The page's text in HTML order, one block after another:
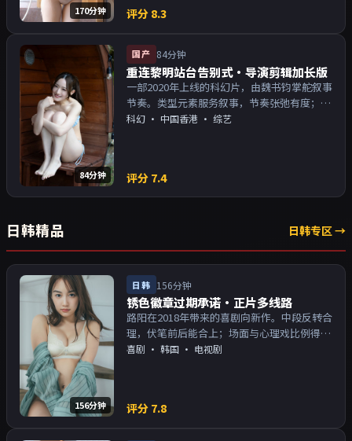
170分钟 评分 8.3
84分钟
国产 84分钟
重连黎明站台告别式·导演剪辑加长版
一部2020年上线的科幻片，由魏书钧掌舵叙事
节奏。类型元素服务叙事，节奏张弛有度；对
白密度高，留意潜台词。主演以演技派为主，
科幻 · 中国香港 · 综艺
评分 7.4
日韩精品 日韩专区 →
156分钟
日韩 156分钟
锈色徽章过期承诺·正片多线路
路阳在2018年带来的喜剧向新作。中段反转合
理，伏笔前后能合上；场面与心理戏比例得
当。主演以演技派为主，适合喜欢强叙事与人
喜剧 · 韩国 · 电视剧
评分 7.8